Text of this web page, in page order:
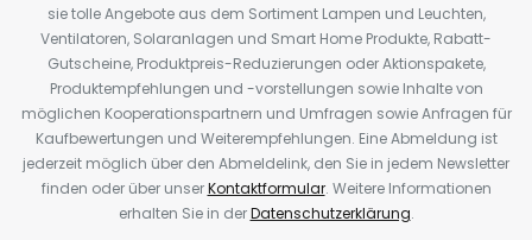
sie tolle Angebote aus dem Sortiment Lampen und Leuchten,
Ventilatoren, Solaranlagen und Smart Home Produkte, Rabatt-
Gutscheine, Produktpreis-Reduzierungen oder Aktionspakete,
Produktempfehlungen und -vorstellungen sowie Inhalte von
möglichen Kooperationspartnern und Umfragen sowie Anfragen für
Kaufbewertungen und Weiterempfehlungen. Eine Abmeldung ist
jederzeit möglich über den Abmeldelink, den Sie in jedem Newsletter
finden oder über unserKontaktformular. Weitere Informationen
erhalten Sie in derDatenschutzerklärung.